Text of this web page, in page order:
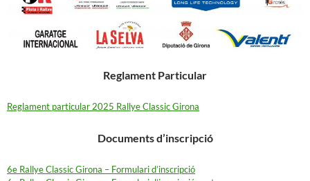
Reglament Particular
Reglament particular 2025 Rallye Classic Girona
Documents d’inscripció
6e Rallye Classic Girona – Formulari d’inscripció